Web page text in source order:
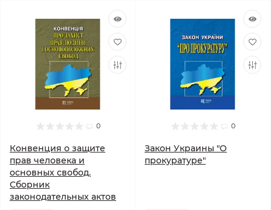
0
Конвенция о защите
прав человека и
основных свобод.
Сборник
законодательных актов
0
Закон Украины "О
прокуратуре"